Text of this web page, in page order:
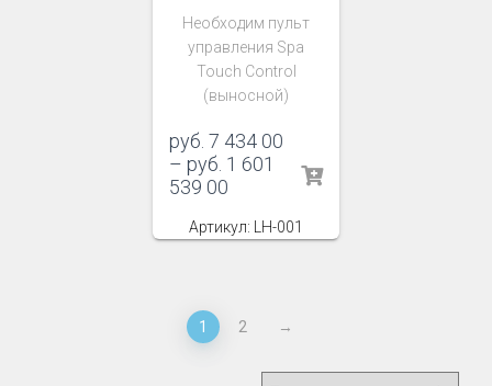
Необходим пульт
управления Spa
Touch Control
(выносной)
руб. 7 434 00
– руб. 1 601
539 00
Артикул: LH-001
1 2 →